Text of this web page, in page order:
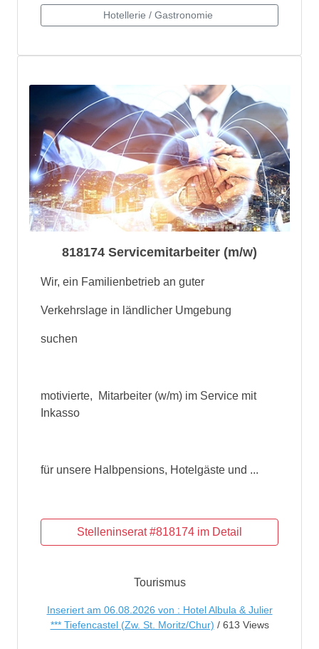
818174 Servicemitarbeiter (m/w)
Wir, ein Familienbetrieb an guter
Verkehrslage in ländlicher Umgebung
suchen
motivierte, Mitarbeiter (w/m) im Service mit
Inkasso
für unsere Halbpensions, Hotelgäste und ...
Tourismus
Inseriert am 06.08.2026 von : Hotel Albula & Julier
*** Tiefencastel (Zw. St. Moritz/Chur) / 613 Views